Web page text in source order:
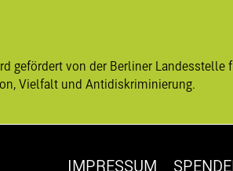
gefördert von der Berliner Landesstelle
Vielfalt und Antidiskriminierung.
IMPRESSUM